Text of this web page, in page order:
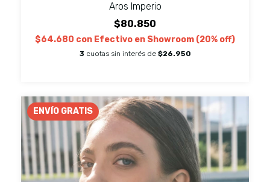
Aros Imperio
$80.850
$64.680 con Efectivo en Showroom (20% off)
3 cuotas sin interés de $26.950
ENVÍO GRATIS